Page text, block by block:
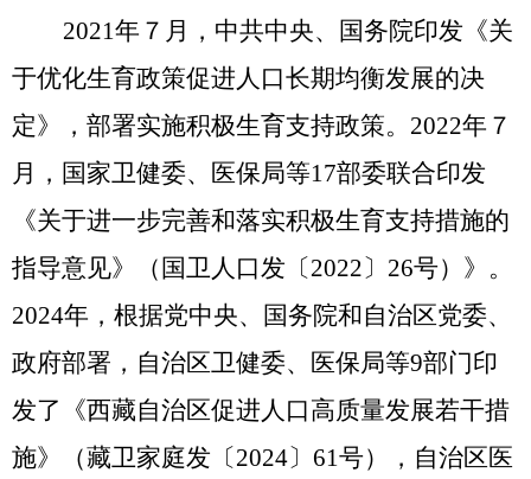
2021年７月，中共中央、国务院印发《关
于优化生育政策促进人口长期均衡发展的决
定》，部署实施积极生育支持政策。2022年７
月，国家卫健委、医保局等17部委联合印发
《关于进一步完善和落实积极生育支持措施的
指导意见》（国卫人口发〔2022〕26号）》。
2024年，根据党中央、国务院和自治区党委、
政府部署，自治区卫健委、医保局等9部门印
发了《西藏自治区促进人口高质量发展若干措
施》（藏卫家庭发〔2024〕61号），自治区医